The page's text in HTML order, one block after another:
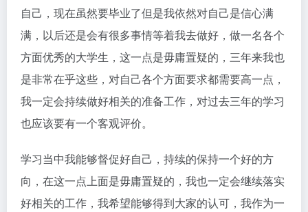
自己，现在虽然要毕业了但是我依然对自己是信心满
满，以后还是会有很多事情等着我去做好，做一名各个
方面优秀的大学生，这一点是毋庸置疑的，三年来我也
是非常在乎这些，对自己各个方面要求都需要高一点，
我一定会持续做好相关的准备工作，对过去三年的学习
也应该要有一个客观评价。
学习当中我能够督促好自己，持续的保持一个好的方
向，在这一点上面是毋庸置疑的，我也一定会继续落实
好相关的工作，我希望能够得到大家的认可，我作为一